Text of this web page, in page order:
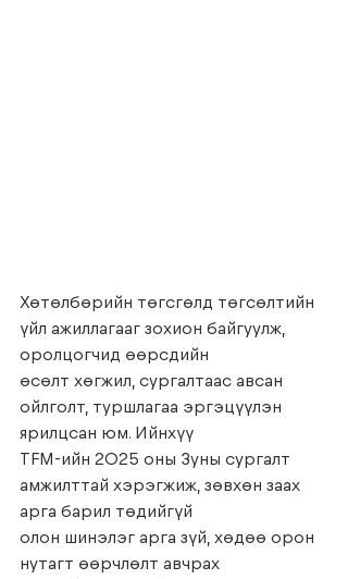
Хөтөлбөрийн төгсгөлд төгсөлтийн
үйл ажиллагааг зохион байгуулж,
оролцогчид өөрсдийн
өсөлт хөгжил, сургалтаас авсан
ойлголт, туршлагаа эргэцүүлэн
ярилцсан юм. Ийнхүү
TFM-ийн 2025 оны Зуны сургалт
амжилттай хэрэгжиж, зөвхөн заах
арга барил төдийгүй
олон шинэлэг арга зүй, хөдөө орон
нутагт өөрчлөлт авчрах